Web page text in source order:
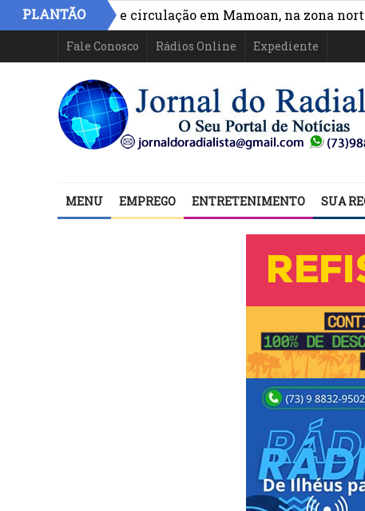
PLANTÃO
acesso e circulação em Mamoan, na zona norte de
Fale Conosco Rádios Online Expediente
MENU EMPREGO ENTRETENIMENTO SUA